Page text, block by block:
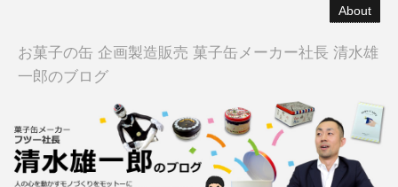
About
お菓子の缶 企画製造販売 菓子缶メーカー社長 清水雄
一郎のブログ